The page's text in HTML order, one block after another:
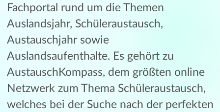
Fachportal rund um die Themen
Auslandsjahr, Schüleraustausch,
Austauschjahr sowie
Auslandsaufenthalte. Es gehört zu
AustauschKompass, dem größten online
Netzwerk zum Thema Schüleraustausch,
welches bei der Suche nach der perfekten